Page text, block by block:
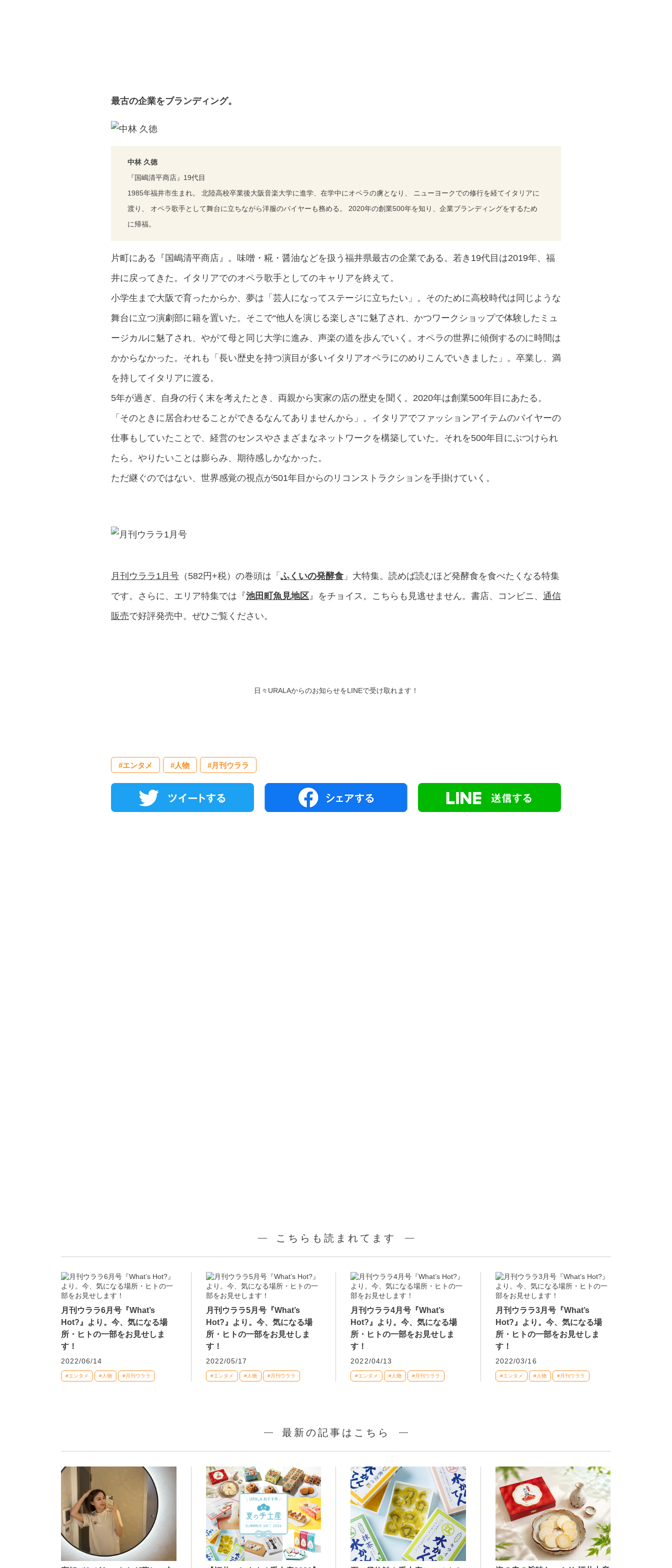
最古の企業をブランディング。
中林 久徳
『国嶋清平商店』19代目
1985年福井市生まれ。 北陸高校卒業後大阪音楽大学に進学、在学中にオペラの虜となり、 ニューヨークでの修行を経てイタリアに
渡り、 オペラ歌手として舞台に立ちながら洋服のバイヤーも務める。 2020年の創業500年を知り、企業ブランディングをするため
に帰福。
片町にある『国嶋清平商店』。味噌・糀・醤油などを扱う福井県最古の企業である。若き19代目は2019年、福
井に戻ってきた。イタリアでのオペラ歌手としてのキャリアを終えて。
小学生まで大阪で育ったからか、夢は「芸人になってステージに立ちたい」。そのために高校時代は同じような
舞台に立つ演劇部に籍を置いた。そこで“他人を演じる楽しさ”に魅了され、かつワークショップで体験したミュ
ージカルに魅了され、やがて母と同じ大学に進み、声楽の道を歩んでいく。オペラの世界に傾倒するのに時間は
かからなかった。それも「長い歴史を持つ演目が多いイタリアオペラにのめりこんでいきました」。卒業し、満
を持してイタリアに渡る。
5年が過ぎ、自身の行く末を考えたとき、両親から実家の店の歴史を聞く。2020年は創業500年目にあたる。
「そのときに居合わせることができるなんてありませんから」。イタリアでファッションアイテムのバイヤーの
仕事もしていたことで、経営のセンスやさまざまなネットワークを構築していた。それを500年目にぶつけられ
たら。やりたいことは膨らみ、期待感しかなかった。
ただ継ぐのではない、世界感覚の視点が501年目からのリコンストラクションを手掛けていく。
月刊ウララ1月号 （582円+税）の巻頭は「 ふくいの発酵食 」大特集。読めば読むほど発酵食を食べたくなる特集
です。さらに、エリア特集では『池田町魚見地区』をチョイス。こちらも見逃せません。書店、コンビニ、 通信
販売で好評発売中。ぜひご覧ください。
日々URALAからのお知らせをLINEで受け取れます！
#エンタメ #人物 #月刊ウララ
こちらも読まれてます
月刊ウララ6月号『What’s
Hot?』より。今、気になる場
所・ヒトの一部をお見せしま
す！
2022/06/14
#エンタメ #人物 #月刊ウララ
月刊ウララ5月号『What’s
Hot?』より。今、気になる場
所・ヒトの一部をお見せしま
す！
2022/05/17
#エンタメ #人物 #月刊ウララ
月刊ウララ4月号『What’s
Hot?』より。今、気になる場
所・ヒトの一部をお見せしま
す！
2022/04/13
#エンタメ #人物 #月刊ウララ
月刊ウララ3月号『What’s
Hot?』より。今、気になる場
所・ヒトの一部をお見せしま
す！
2022/03/16
#エンタメ #人物 #月刊ウララ
最新の記事はこちら